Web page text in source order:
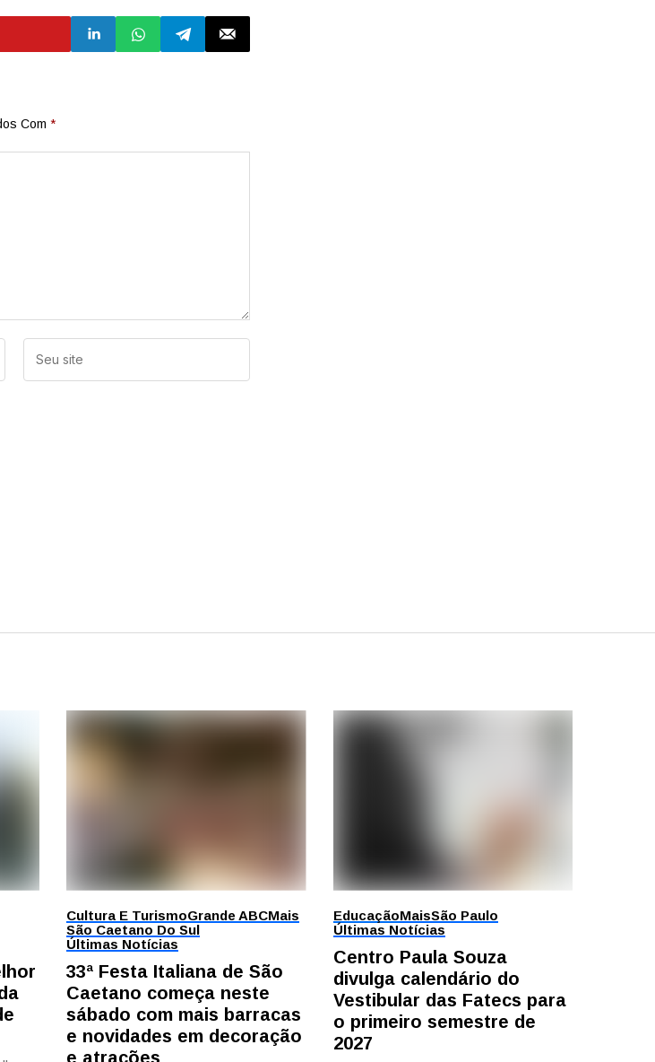
Com *
Cultura E TurismoGrande ABCMais
São Caetano Do Sul
Últimas Notícias
33ª Festa Italiana de São
Caetano começa neste
sábado com mais barracas
e novidades em decoração
e atrações
EducaçãoMaisSão Paulo
Últimas Notícias
Centro Paula Souza
divulga calendário do
Vestibular das Fatecs para
o primeiro semestre de
2027